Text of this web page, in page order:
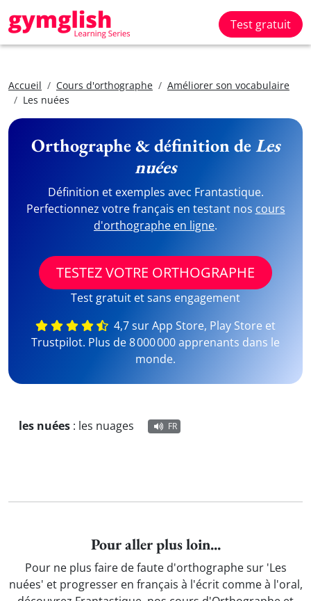
Test gratuit
Accueil Cours d'orthographe
Améliorer son vocabulaire
Les nuées
Orthographe & définition deLes
nuées
Définition et exemples avec Frantastique.
Perfectionnez votre français en testant nos cours
d'orthographe en ligne.
TESTEZ VOTRE ORTHOGRAPHE
Test gratuit et sans engagement
4,7 sur App Store, Play Store et
Trustpilot. Plus de 8 000 000 apprenants dans le
monde.
les nuées : les nuages FR
Pour aller plus loin...
Pour ne plus faire de faute d'orthographe sur 'Les
nuées' et progresser en français à l'écrit comme à l'oral,